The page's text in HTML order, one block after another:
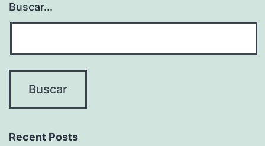
Buscar...
Recent Posts